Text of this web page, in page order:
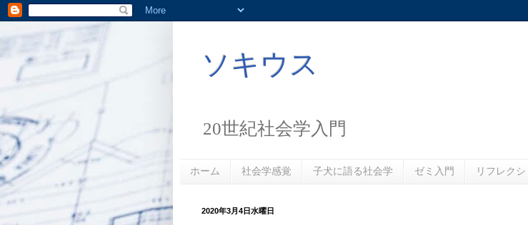
ソキウス
20世紀社会学入門
ホーム 社会学感覚 子犬に語る社会学 ゼミ入門 リフレク
2020年3月4日水曜日